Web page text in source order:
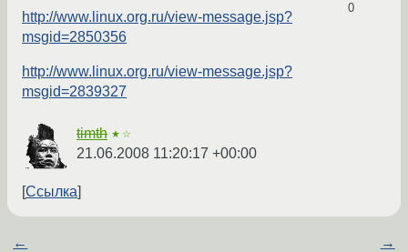
0
http://www.linux.org.ru/view-message.jsp?
msgid=2850356
http://www.linux.org.ru/view-message.jsp?
msgid=2839327
timth ★☆
21.06.2008 11:20:17 +00:00
Ссылка
← →